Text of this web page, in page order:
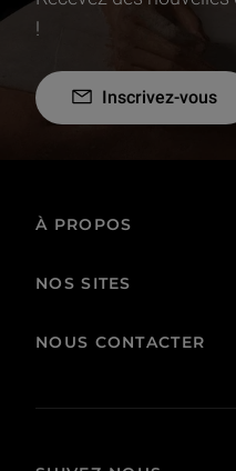
!
Inscrivez-vous
À PROPOS
L'établissement public
Actes administratifs
NOS SITES
Billetterie
NOUS CONTACTER